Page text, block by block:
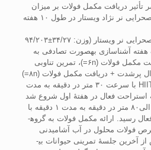
دریافت مکمل فولات بر میزان
گرلین و لپتین سرم موش­­های صحرایی نر نژاد ویستار در طول ۱۰ هفته
روش بررسی: ۲۷ سر موش صحرایی نر ویستار (وزن: ۳۴/۲۷±۹۴/۲۰۳
از یک هفته آشناسازی به­صورت تصادفی به
چهار گروه کنترل (۶n=)، دریافت مکمل فولات (۶n=)، تمرین تناوبی
پرشدت (۷n=) و تمرین اینتروال پرشدت + دریافت مکمل فولات (۸n=)
تقسیم شدند. پروتکل تمرینHIIT با سرعت ۳۰ متر در دقیقه به مدت
۱۰ تکرار و ۲ دقیقه استراحت فعال در هفتۀ اول شروع شد
و در هفتۀ دهم به سرعت ۷۵ الی۸۰ متر در دقیقه به مدت ۱ دقیقه با
فعال رسید. ارائه مکمل فولات به گروه­
فولات محلول در آب آشامیدنی
پس از آخرین جلسۀ تمرینی حیوانات بی­